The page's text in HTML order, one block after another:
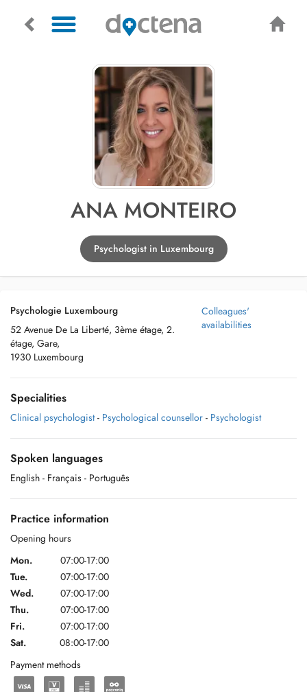
ANA MONTEIRO
Psychologist in Luxembourg
Psychologie Luxembourg
52 Avenue De La Liberté, 3ème étage, 2.
étage, Gare,
1930 Luxembourg
Colleagues'
availabilities
Specialities
Clinical psychologist - Psychological counsellor - Psychologist
Spoken languages
English - Français - Português
Practice information
Opening hours
Mon.
07:00-17:00
Tue.
07:00-17:00
Wed.
07:00-17:00
Thu.
07:00-17:00
Fri.
07:00-17:00
Sat.
08:00-17:00
Payment methods